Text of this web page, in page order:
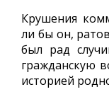
Крушения
ли бы он,
был рад
гражданскую
историей